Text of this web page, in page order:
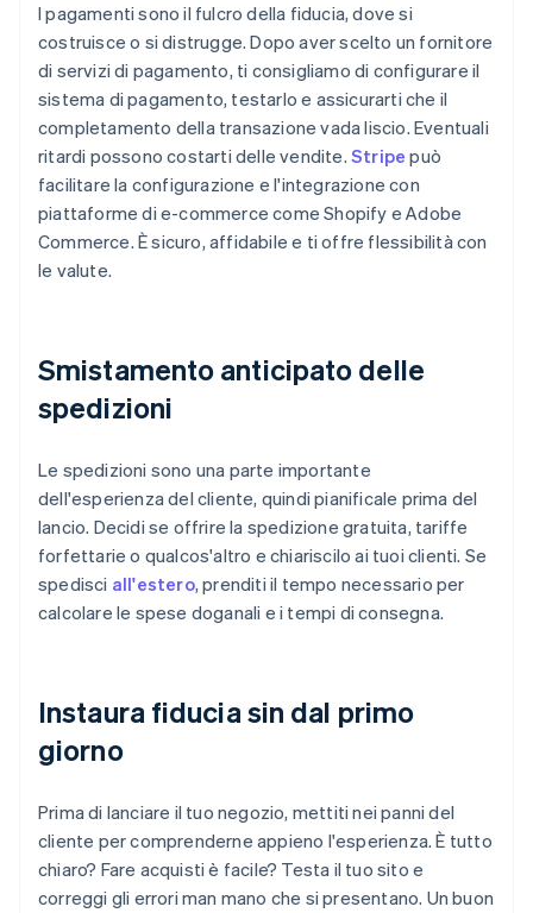
I pagamenti sono il fulcro della fiducia, dove si
costruisce o si distrugge. Dopo aver scelto un fornitore
di servizi di pagamento, ti consigliamo di configurare il
sistema di pagamento, testarlo e assicurarti che il
completamento della transazione vada liscio. Eventuali
ritardi possono costarti delle vendite. Stripe può
facilitare la configurazione e l'integrazione con
piattaforme di e-commerce come Shopify e Adobe
Commerce. È sicuro, affidabile e ti offre flessibilità con
le valute.
Smistamento anticipato delle
spedizioni
Le spedizioni sono una parte importante
dell'esperienza del cliente, quindi pianificale prima del
lancio. Decidi se offrire la spedizione gratuita, tariffe
forfettarie o qualcos'altro e chiariscilo ai tuoi clienti. Se
spedisci all'estero, prenditi il tempo necessario per
calcolare le spese doganali e i tempi di consegna.
Instaura fiducia sin dal primo
giorno
Prima di lanciare il tuo negozio, mettiti nei panni del
cliente per comprenderne appieno l'esperienza. È tutto
chiaro? Fare acquisti è facile? Testa il tuo sito e
correggi gli errori man mano che si presentano. Un buon